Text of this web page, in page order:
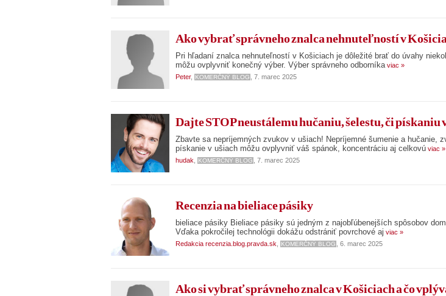
Ako vybrať správneho znalca nehnuteľností v
Pri hľadaní znalca nehnuteľností v Košiciach je dôležité brať do úvahy
môžu ovplyvniť konečný výber. Výber správneho odborníka viac »
Peter, KOMERČNÝ BLOG , 7. marec 2025
Dajte STOP neustálemu hučaniu, šelestu, či pískaniu
Zbavte sa nepríjemných zvukov v ušiach! Nepríjemné šumenie a hučanie,
pískanie v ušiach môžu ovplyvniť váš spánok, koncentráciu aj celkovú viac »
hudak
KOMERČNÝ BLOG , 7. marec 2025
Recenzia na bieliace pásiky
bieliace pásiky Bieliace pásiky sú jedným z najobľúbenejších spôsobov
Vďaka pokročilej technológii dokážu odstrániť povrchové aj viac »
Redakcia recenzia.blog.pravda.sk
KOMERČNÝ BLOG , 6. marec 2025
Ako si vybrať správneho znalca v Košiciach a čo